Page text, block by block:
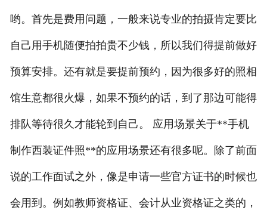
哟。首先是费用问题，一般来说专业的拍摄肯定要比
自己用手机随便拍拍贵不少钱，所以我们得提前做好
预算安排。还有就是要提前预约，因为很多好的照相
馆生意都很火爆，如果不预约的话，到了那边可能得
排队等待很久才能轮到自己。 应用场景关于**手机
制作西装证件照**的应用场景还有很多呢。除了前面
说的工作面试之外，像是申请一些官方证书的时候也
会用到。例如教师资格证、会计从业资格证之类的，